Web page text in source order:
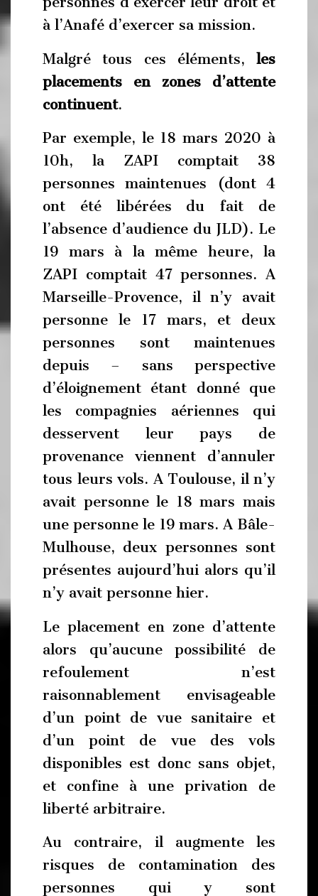
à l’Anafé d’exercer sa mission.
Malgré tous ces éléments, les
placements en zones d’attente
continuent.
Par exemple, le 18 mars 2020 à
10h, la ZAPI comptait 38
personnes maintenues (dont 4
ont été libérées du fait de
l’absence d’audience du JLD). Le
19 mars à la même heure, la
ZAPI comptait 47 personnes. A
Marseille-Provence, il n’y avait
personne le 17 mars, et deux
personnes sont maintenues
depuis – sans perspective
d’éloignement étant donné que
les compagnies aériennes qui
desservent leur pays de
provenance viennent d’annuler
tous leurs vols. A Toulouse, il n’y
avait personne le 18 mars mais
une personne le 19 mars. A Bâle-
Mulhouse, deux personnes sont
présentes aujourd’hui alors qu’il
n’y avait personne hier.
Le placement en zone d’attente
alors qu’aucune possibilité de
refoulement n’est
raisonnablement envisageable
d’un point de vue sanitaire et
d’un point de vue des vols
disponibles est donc sans objet,
et confine à une privation de
liberté arbitraire.
Au contraire, il augmente les
risques de contamination des
personnes qui y sont